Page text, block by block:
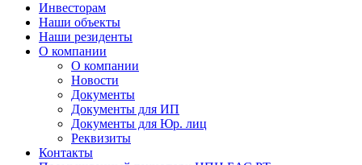
Инвесторам
Наши объекты
Наши резиденты
О компании
О компании
Новости
Документы
Документы для ИП
Документы для Юр. лиц
Реквизиты
Контакты